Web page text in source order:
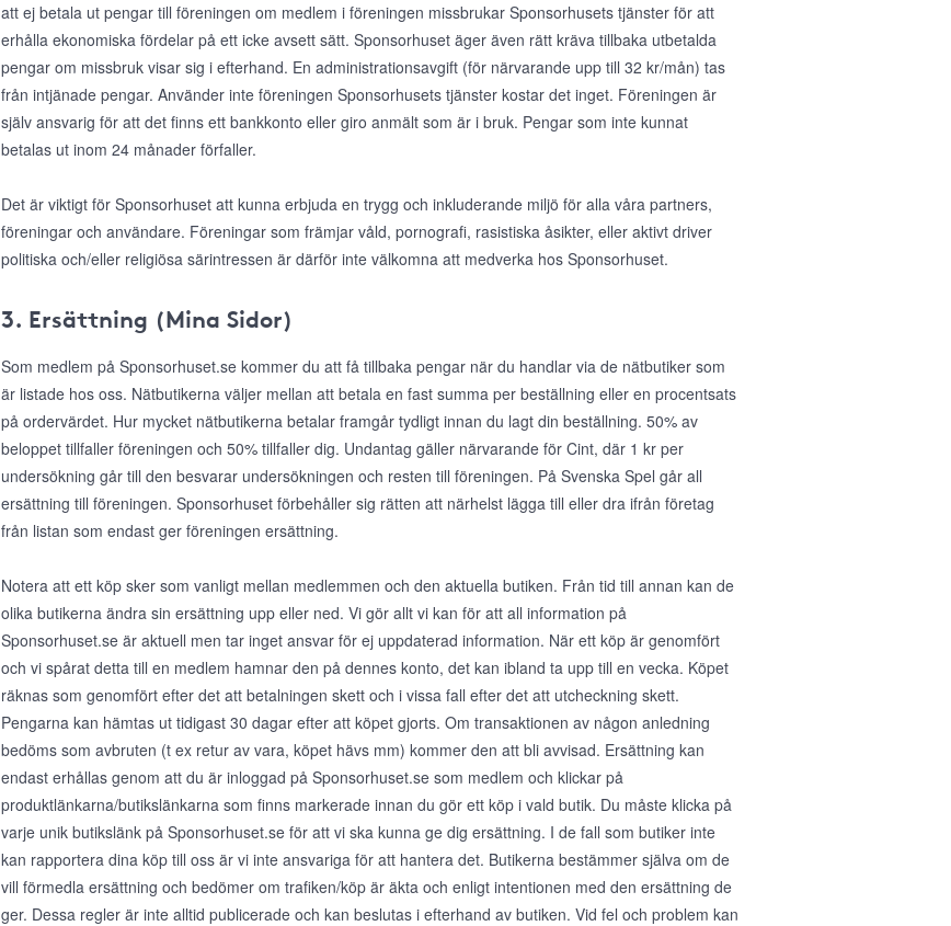
att ej betala ut pengar till föreningen om medlem i föreningen missbrukar Sponsorhusets tjänster för att
erhålla ekonomiska fördelar på ett icke avsett sätt. Sponsorhuset äger även rätt kräva tillbaka utbetalda
pengar om missbruk visar sig i efterhand. En administrationsavgift (för närvarande upp till 32 kr/mån) tas
från intjänade pengar. Använder inte föreningen Sponsorhusets tjänster kostar det inget. Föreningen är
själv ansvarig för att det finns ett bankkonto eller giro anmält som är i bruk. Pengar som inte kunnat
betalas ut inom 24 månader förfaller.
Det är viktigt för Sponsorhuset att kunna erbjuda en trygg och inkluderande miljö för alla våra partners,
föreningar och användare. Föreningar som främjar våld, pornografi, rasistiska åsikter, eller aktivt driver
politiska och/eller religiösa särintressen är därför inte välkomna att medverka hos Sponsorhuset.
3. Ersättning (Mina Sidor)
Som medlem på Sponsorhuset.se kommer du att få tillbaka pengar när du handlar via de nätbutiker som
är listade hos oss. Nätbutikerna väljer mellan att betala en fast summa per beställning eller en procentsats
på ordervärdet. Hur mycket nätbutikerna betalar framgår tydligt innan du lagt din beställning. 50% av
beloppet tillfaller föreningen och 50% tillfaller dig. Undantag gäller närvarande för Cint, där 1 kr per
undersökning går till den besvarar undersökningen och resten till föreningen. På Svenska Spel går all
ersättning till föreningen. Sponsorhuset förbehåller sig rätten att närhelst lägga till eller dra ifrån företag
från listan som endast ger föreningen ersättning.
Notera att ett köp sker som vanligt mellan medlemmen och den aktuella butiken. Från tid till annan kan de
olika butikerna ändra sin ersättning upp eller ned. Vi gör allt vi kan för att all information på
Sponsorhuset.se är aktuell men tar inget ansvar för ej uppdaterad information. När ett köp är genomfört
och vi spårat detta till en medlem hamnar den på dennes konto, det kan ibland ta upp till en vecka. Köpet
räknas som genomfört efter det att betalningen skett och i vissa fall efter det att utcheckning skett.
Pengarna kan hämtas ut tidigast 30 dagar efter att köpet gjorts. Om transaktionen av någon anledning
bedöms som avbruten (t ex retur av vara, köpet hävs mm) kommer den att bli avvisad. Ersättning kan
endast erhållas genom att du är inloggad på Sponsorhuset.se som medlem och klickar på
produktlänkarna/butikslänkarna som finns markerade innan du gör ett köp i vald butik. Du måste klicka på
varje unik butikslänk på Sponsorhuset.se för att vi ska kunna ge dig ersättning. I de fall som butiker inte
kan rapportera dina köp till oss är vi inte ansvariga för att hantera det. Butikerna bestämmer själva om de
vill förmedla ersättning och bedömer om trafiken/köp är äkta och enligt intentionen med den ersättning de
ger. Dessa regler är inte alltid publicerade och kan beslutas i efterhand av butiken. Vid fel och problem kan